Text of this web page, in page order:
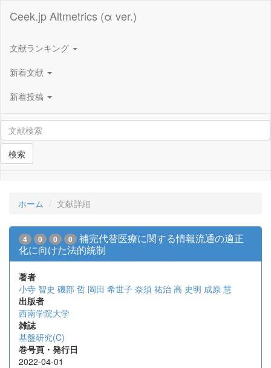
Ceek.jp Altmetrics (α ver.)
文献ランキング
新着文献
新着投稿
検索
ホーム 文献詳細
4 0 0 0
補完代替医療に関する情報流通の適正
化に向けた法的統制
著者
小寺 智史 磯部 哲 岡田 希世子 奈須 祐治 高 史明 成原 慧
出版者
西南学院大学
雑誌
基盤研究(C)
巻号頁・発行日
2022-04-01